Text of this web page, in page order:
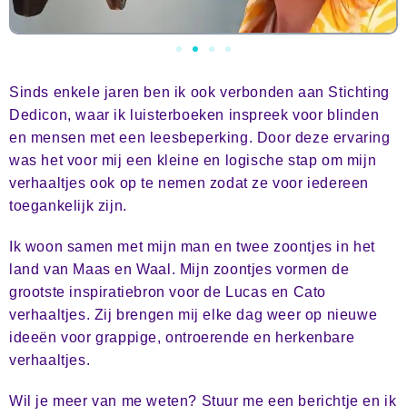
Sinds enkele jaren ben ik ook verbonden aan Stichting
Dedicon, waar ik luisterboeken inspreek voor blinden
en mensen met een leesbeperking. Door deze ervaring
was het voor mij een kleine en logische stap om mijn
verhaaltjes ook op te nemen zodat ze voor iedereen
toegankelijk zijn.
Ik woon samen met mijn man en twee zoontjes in het
land van Maas en Waal. Mijn zoontjes vormen de
grootste inspiratiebron voor de Lucas en Cato
verhaaltjes. Zij brengen mij elke dag weer op nieuwe
ideeën voor grappige, ontroerende en herkenbare
verhaaltjes.
Wil je meer van me weten? Stuur me een berichtje en ik